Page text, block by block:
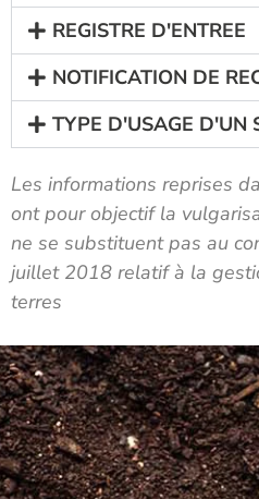
REGISTRE D'ENTREE
NOTIFICATION DE
TYPE D'USAGE D'UN
Les informations reprises
ont pour objectif la
ne se substituent pas au
juillet 2018 relatif à la
terres